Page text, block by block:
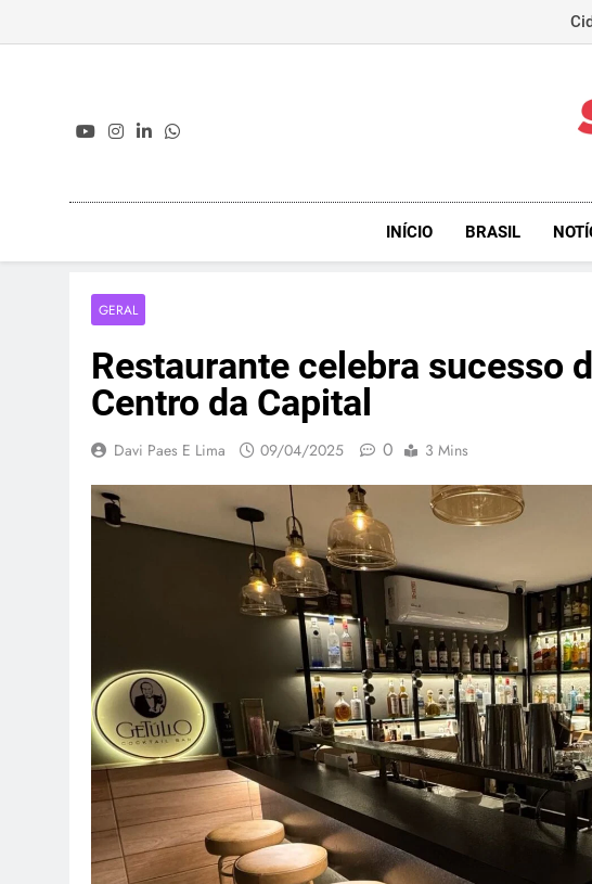
INÍCIO BRASIL
GERAL
Restaurante celebra sucesso
Centro da Capital
Davi Paes E Lima 09/04/2025 0 3 Mins